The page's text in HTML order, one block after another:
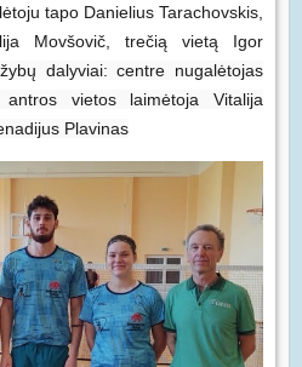
tapo Danielius Tarachovskis,
Movšovič, trečią vietą Igor
dalyviai: centre nugalėtojas
antros vietos laimėtoja Vitalija
Plavinas